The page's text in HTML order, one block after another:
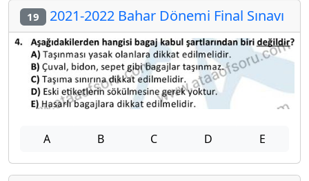
19 2021-2022 Bahar Dönemi Final Sınavı
A B C D E